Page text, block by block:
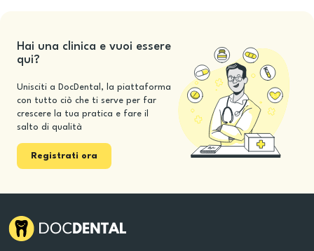
Hai una clinica e vuoi essere
qui?
Unisciti a DocDental, la piattaforma
con tutto ciò che ti serve per far
crescere la tua pratica e fare il
salto di qualità
Registrati ora